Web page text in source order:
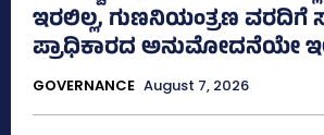
ಇರಲಿಲ್ಲ, ಗುಣನಿಯಂತ್ರಣ ವರದಿಗೆ
ಪ್ರಾಧಿಕಾರದ ಅನುಮೋದನೆಯೇ
GOVERNANCE August 7, 2026